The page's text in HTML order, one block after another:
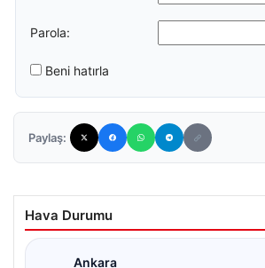
Parola:
Beni hatırla
Paylaş:
Hava Durumu
Ankara